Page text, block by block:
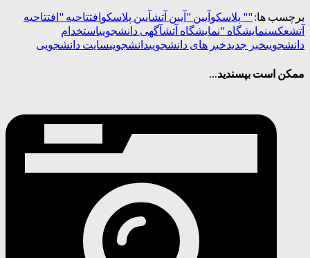
برچسب ها: "" پلاسکوآیین "آیین آتشآیین پلاسکوافتتاحیه "افتتاحیه
آتشعکسنمایشگاه "نمایشگاه آتشآگهی دانشجوییاستخدام
دانشجوییخبر جدیدخبر های دانشجوییدانشجوییسایت دانشجویی
ممکن است بپسندید...